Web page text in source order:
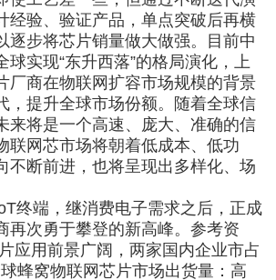
经验、验证产品，单点突破后再横
逐步将芯片销量做大做强。目前中
球实现“东升西落”的格局演化，上
厂商在物联网扩容市场规模的背景
，提升全球市场份额。随着全球信
来将是一个高速、庞大、准确的信
联网芯市场将朝着低成本、低功
不断前进，也将呈现出多样化、场
端，继消费电子需求之后，正成
再次勇于攀登的新高峰。参考资
应用前景广阔，两家国内企业市占
蜂窝物联网芯片市场出货量：高